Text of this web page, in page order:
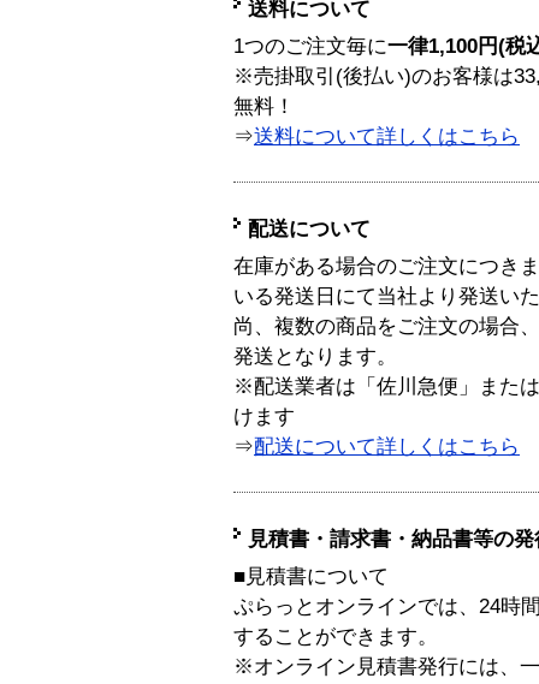
送料について
1つのご注文毎に一律1,100円(税
※売掛取引(後払い)のお客様は
無料！
⇒送料について詳しくはこちら
配送について
在庫がある場合のご注文につき
いる発送日にて当社より発送い
尚、複数の商品をご注文の場合
発送となります。
※配送業者は「佐川急便」また
けます
⇒配送について詳しくはこちら
見積書・請求書・納品書等の
■見積書について
ぷらっとオンラインでは、24時
することができます。
※オンライン見積書発行には、